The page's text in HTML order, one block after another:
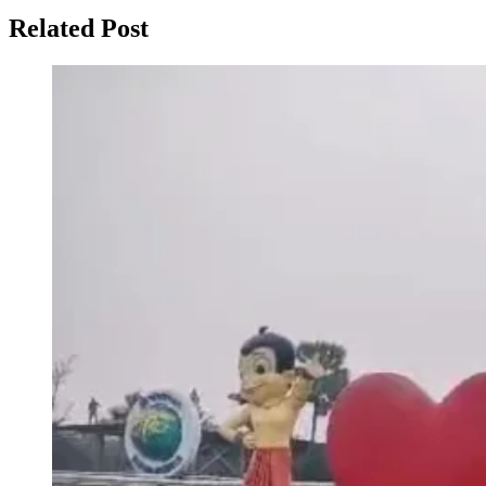
Related Post